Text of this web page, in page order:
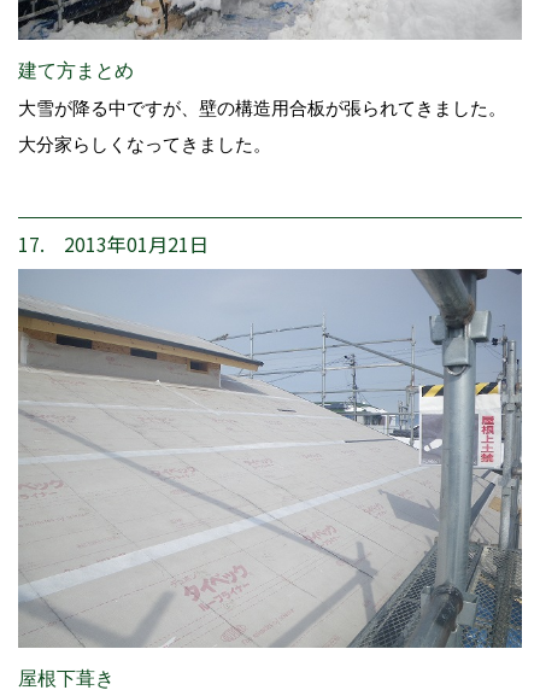
建て方まとめ
大雪が降る中ですが、壁の構造用合板が張られてきました。
大分家らしくなってきました。
17. 2013年01月21日
屋根下葺き